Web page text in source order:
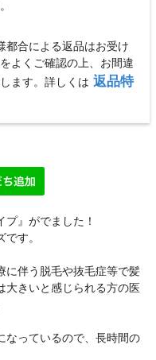
都合による返品はお受け
よくご確認の上、お間違
ます。詳しくは 返品特
』がでました！
す。
に伴う脱毛や抜毛症等で髪
大きいと感じられる方の医
なっているので、長時間の